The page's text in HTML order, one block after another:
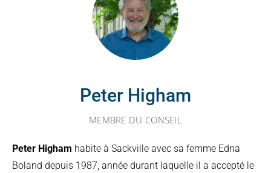
Peter Higham
MEMBRE DU CONSEIL
Peter Higham habite à Sackville avec sa femme Edna
Boland depuis 1987, année durant laquelle il a accepté le